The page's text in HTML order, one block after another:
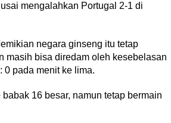
mengalahkan Portugal 2-1 di
negara ginseng itu tetap
masih bisa diredam oleh kesebelasan
0 pada menit ke lima.
16 besar, namun tetap bermain